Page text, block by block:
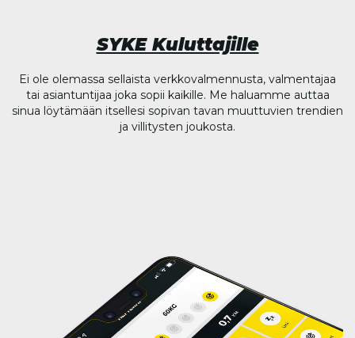
SYKE Kuluttajille
Ei ole olemassa sellaista verkkovalmennusta, valmentajaa
tai asiantuntijaa joka sopii kaikille. Me haluamme auttaa
sinua löytämään itsellesi sopivan tavan muuttuvien trendien
ja villitysten joukosta.